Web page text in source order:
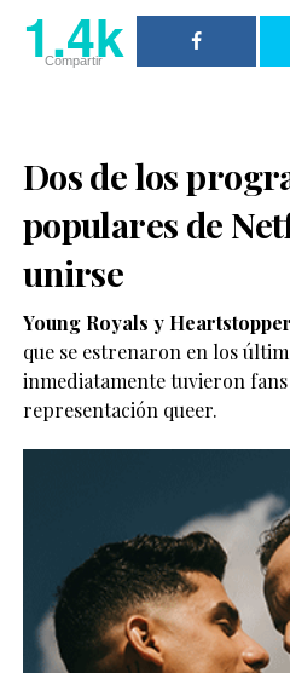
1.4k
Compartir
Dos de los
populares de
unirse
Young Royals y Heartstopper
que se estrenaron en los
inmediatamente tuvieron
representación queer.